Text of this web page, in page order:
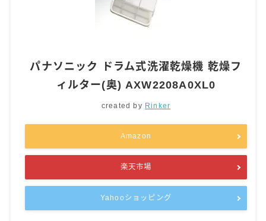
パナソニック ドラム式洗濯乾燥機 乾燥フ
ィルター(奥) AXW2208A0XL0
created by Rinker
Amazon
楽天市場
Yahooショッピング